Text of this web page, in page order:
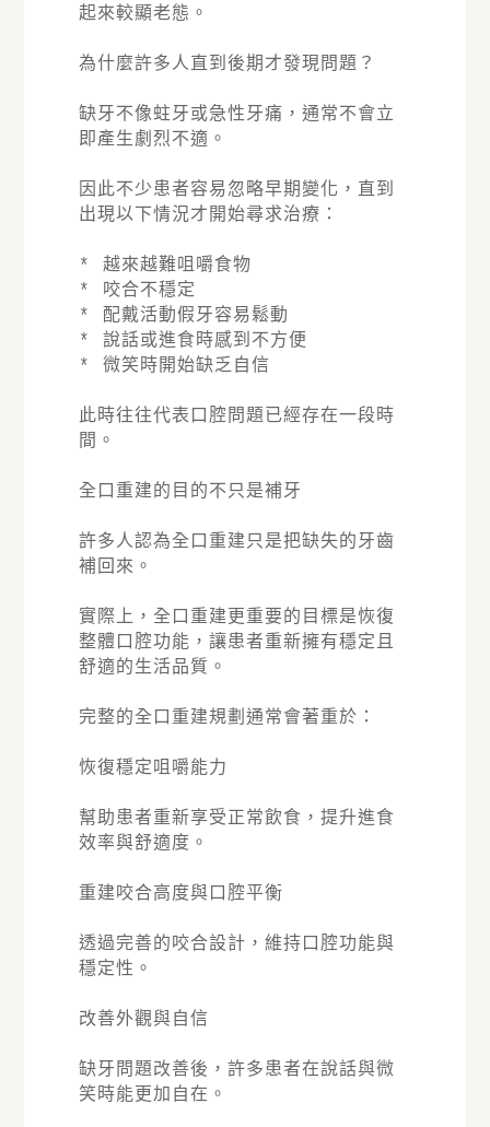
起來較顯老態。
為什麼許多人直到後期才發現問題？
缺牙不像蛀牙或急性牙痛，通常不會立
即產生劇烈不適。
因此不少患者容易忽略早期變化，直到
出現以下情況才開始尋求治療：
* 越來越難咀嚼食物
* 咬合不穩定
* 配戴活動假牙容易鬆動
* 說話或進食時感到不方便
* 微笑時開始缺乏自信
此時往往代表口腔問題已經存在一段時
間。
全口重建的目的不只是補牙
許多人認為全口重建只是把缺失的牙齒
補回來。
實際上，全口重建更重要的目標是恢復
整體口腔功能，讓患者重新擁有穩定且
舒適的生活品質。
完整的全口重建規劃通常會著重於：
恢復穩定咀嚼能力
幫助患者重新享受正常飲食，提升進食
效率與舒適度。
重建咬合高度與口腔平衡
透過完善的咬合設計，維持口腔功能與
穩定性。
改善外觀與自信
缺牙問題改善後，許多患者在說話與微
笑時能更加自在。